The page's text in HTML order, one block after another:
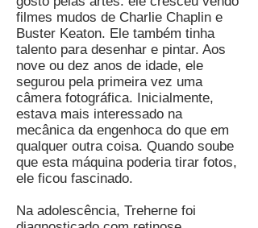
filmes mudos de Charlie Chaplin e
Buster Keaton. Ele também tinha
talento para desenhar e pintar. Aos
nove ou dez anos de idade, ele
segurou pela primeira vez uma
câmera fotográfica. Inicialmente,
estava mais interessado na
mecânica da engenhoca do que em
qualquer outra coisa. Quando soube
que esta máquina poderia tirar fotos,
ele ficou fascinado.
Na adolescência, Treherne foi